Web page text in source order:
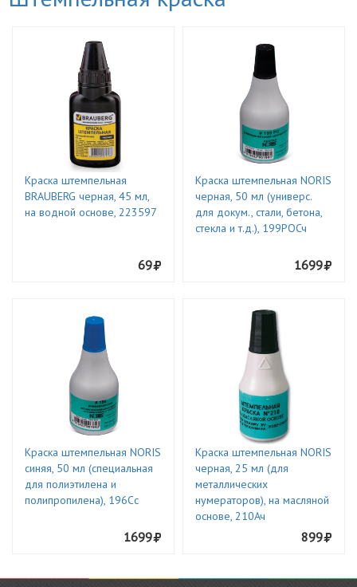
Краска штемпельная
BRAUBERG черная, 45 мл,
на водной основе, 223597
69
Краска штемпельная NORIS
черная, 50 мл (универс.
для докум., стали, бетона,
стекла и т.д.), 199РОСч
1699
Краска штемпельная NORIS
синяя, 50 мл (специальная
для полиэтилена и
полипропилена), 196Сс
1699
Краска штемпельная NORIS
черная, 25 мл (для
металлических
нумераторов), на масляной
основе, 210Ач
899